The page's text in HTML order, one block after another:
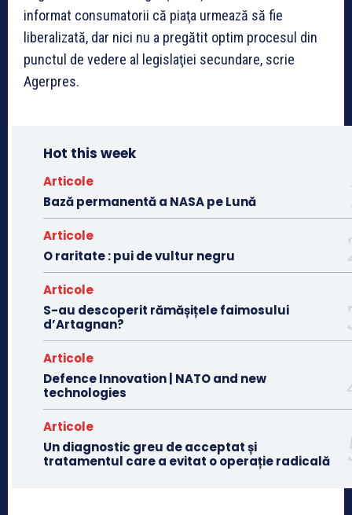
informat consumatorii că piaţa urmează să fie
liberalizată, dar nici nu a pregătit optim procesul din
punctul de vedere al legislaţiei secundare, scrie
Agerpres.
Hot this week
Articole
Bază permanentă a NASA pe Lună
Articole
O raritate : pui de vultur negru
Articole
S-au descoperit rămășițele faimosului
d’Artagnan?
Articole
Defence Innovation | NATO and new
technologies
Articole
Un diagnostic greu de acceptat și
tratamentul care a evitat o operație radicală